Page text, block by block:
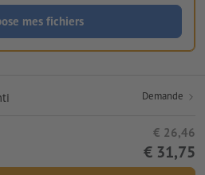
mes fichiers
Demande
€ 26,46
€ 31,75